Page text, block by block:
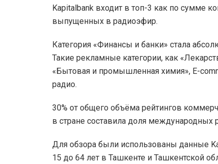
Kapitalbank входит в топ-3 как по сумме
выпущенных в радиоэфир.
Категория «Финансы и банки» стала
Такие рекламные категории, как
«Бытовая и промышленная химия», E-
радио.
30% от общего объёма рейтингов
в стране составила доля международных
Для обзора были использованы данные
15 до 64 лет в Ташкенте и Ташкентской